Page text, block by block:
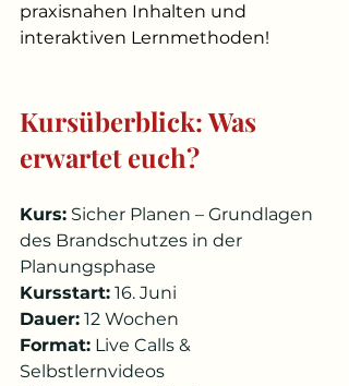
praxisnahen Inhalten und
interaktiven Lernmethoden!
Kursüberblick: Was
erwartet euch?
Kurs: Sicher Planen – Grundlagen
des Brandschutzes in der
Planungsphase
Kursstart: 16. Juni
Dauer: 12 Wochen
Format: Live Calls &
Selbstlernvideos